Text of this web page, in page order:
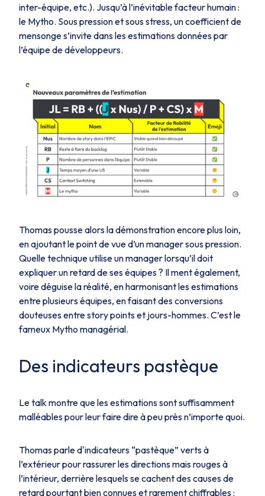
inter-équipe, etc.). Jusqu’à l’inévitable facteur humain :
le Mytho. Sous pression et sous stress, un coefficient de
mensonge s’invite dans les estimations données par
l’équipe de développeurs.
Thomas pousse alors la démonstration encore plus loin,
en ajoutant le point de vue d’un manager sous pression.
Quelle technique utilise un manager lorsqu’il doit
expliquer un retard de ses équipes ? Il ment également,
voire déguise la réalité, en harmonisant les estimations
entre plusieurs équipes, en faisant des conversions
douteuses entre story points et jours-hommes. C’est le
fameux Mytho managérial.
Des indicateurs pastèque
Le talk montre que les estimations sont suffisamment
malléables pour leur faire dire à peu près n’importe quoi.
Thomas parle d'indicateurs “pastèque” verts à
l’extérieur pour rassurer les directions mais rouges à
l’intérieur, derrière lesquels se cachent des causes de
retard pourtant bien connues et rarement chiffrables :